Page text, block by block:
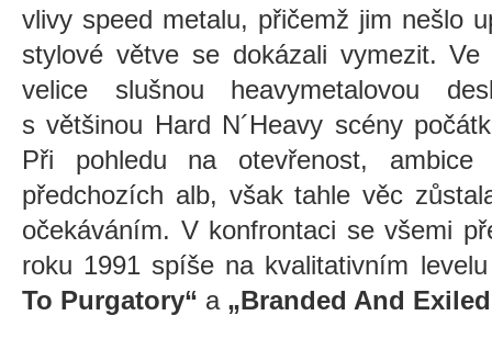
vlivy speed metalu, přičemž jim nešlo
stylové větve se dokázali vymezit. Ve
velice slušnou heavymetalovou
s většinou Hard N´Heavy scény
Při pohledu na otevřenost,
předchozích alb, však tahle věc
očekáváním. V konfrontaci se všemi
roku 1991 spíše na kvalitativním
To Purgatory“ a „Branded And